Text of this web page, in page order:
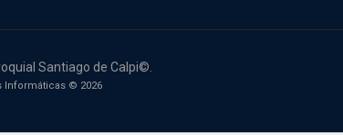
Santiago de Calpi©.
Informáticas © 2026